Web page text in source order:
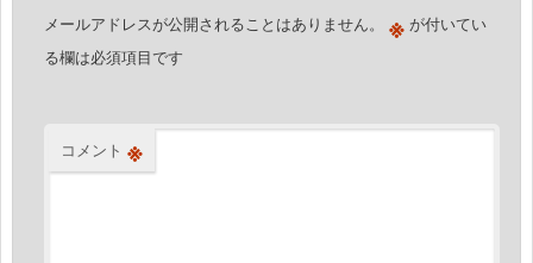
メールアドレスが公開されることはありません。 ※が付いてい
る欄は必須項目です
コメント ※